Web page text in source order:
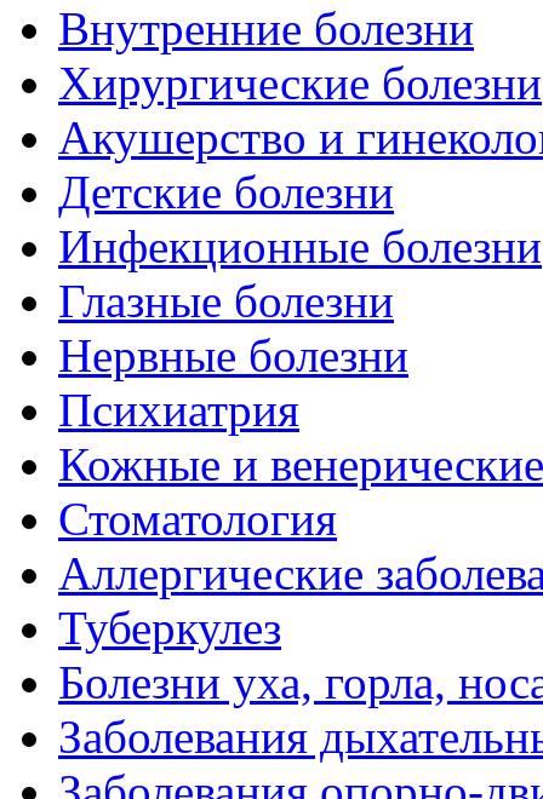
Внутренние болезни
Хирургические болезни
Акушерство и
Детские болезни
Инфекционные болезни
Глазные болезни
Нервные болезни
Психиатрия
Кожные и
Стоматология
Аллергические
Туберкулез
Болезни уха, горла,
Заболевания